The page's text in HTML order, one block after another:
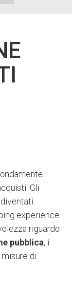
Gli
experience
riguardo
pubblica, i
di